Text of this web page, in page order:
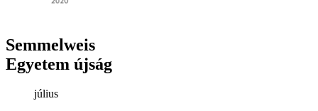
Semmelweis
Egyetem újság
július